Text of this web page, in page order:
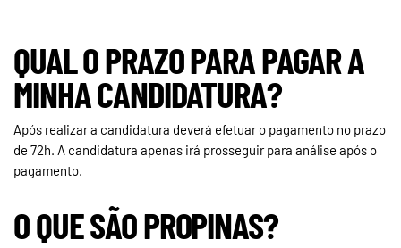
QUAL O PRAZO PARA PAGAR A
MINHA CANDIDATURA?
Após realizar a candidatura deverá efetuar o pagamento no prazo
de 72h. A candidatura apenas irá prosseguir para análise após o
pagamento.
O QUE SÃO PROPINAS?